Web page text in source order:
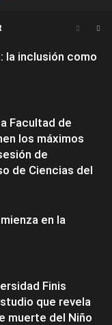
la inclusión como
Facultad de
los máximos
de
de Ciencias del
en la
Finis
que revela
muerte del Niño